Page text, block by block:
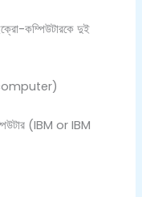
কম্পিউটারকে দুই
(IBM or IBM